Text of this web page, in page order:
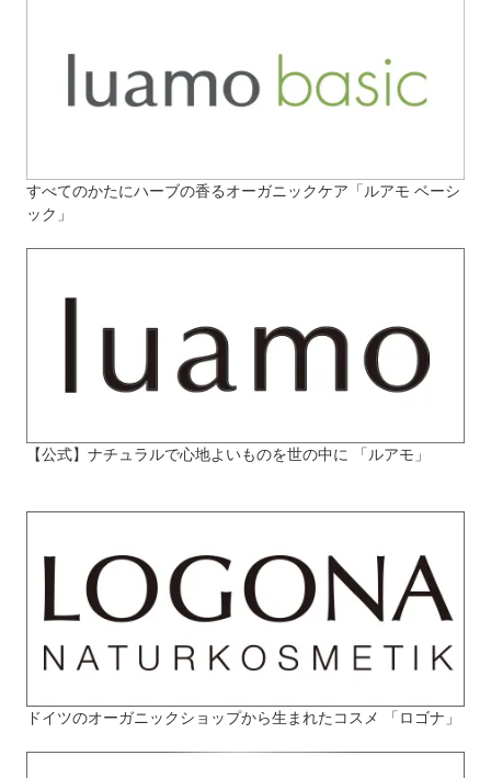
すべてのかたにハーブの香るオーガニックケア「ルアモ ベーシ
ック」
【公式】ナチュラルで心地よいものを世の中に 「ルアモ」
ドイツのオーガニックショップから生まれたコスメ 「ロゴナ」